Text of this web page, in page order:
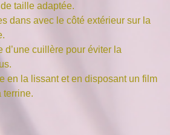
taille adaptée.
dans avec le côté extérieur sur la
d’une cuillère pour éviter la
en la lissant et en disposant un film
terrine.